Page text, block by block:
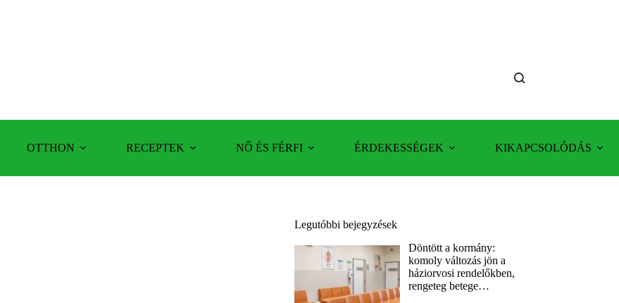
OTTHON RECEPTEK NŐ ÉS FÉRFI ÉRDEKESSÉGEK KIKAPCSOLÓDÁS
Legutóbbi bejegyzések
Döntött a kormány:
komoly változás jön a
háziorvosi rendelőkben,
rengeteg betege…